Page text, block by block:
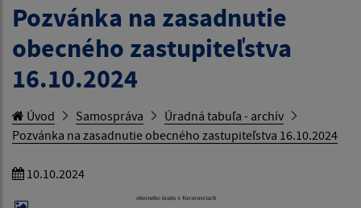
Pozvánka na zasadnutie
obecného zastupiteľstva
16.10.2024
Úvod Samospráva
Úradná tabuľa - archív
Pozvánka na zasadnutie obecného zastupiteľstva 16.10.2024
10.10.2024